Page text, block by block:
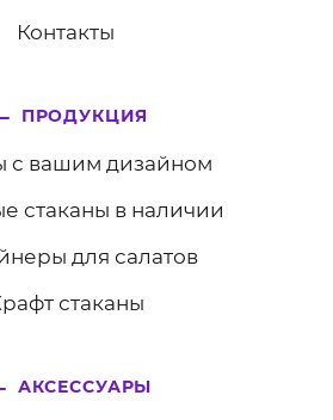
Контакты
ПРОДУКЦИЯ
с вашим дизайном
стаканы в наличии
для салатов
стаканы
АКСЕССУАРЫ